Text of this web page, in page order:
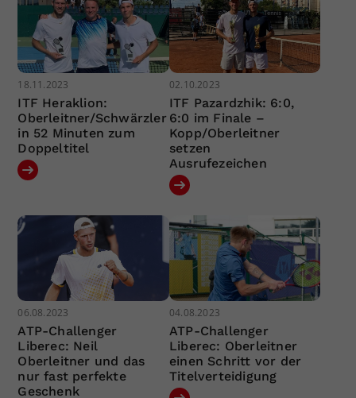
18.11.2023
ITF Heraklion:
Oberleitner/Schwärzler
in 52 Minuten zum
Doppeltitel
02.10.2023
ITF Pazardzhik: 6:0,
6:0 im Finale –
Kopp/Oberleitner
setzen
Ausrufezeichen
06.08.2023
ATP-Challenger
Liberec: Neil
Oberleitner und das
nur fast perfekte
Geschenk
04.08.2023
ATP-Challenger
Liberec: Oberleitner
einen Schritt vor der
Titelverteidigung